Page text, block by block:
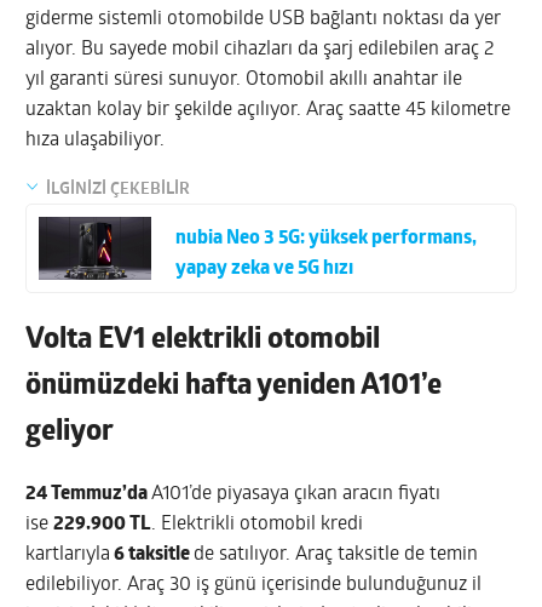
giderme sistemli otomobilde USB bağlantı noktası da yer
alıyor. Bu sayede mobil cihazları da şarj edilebilen araç 2
yıl garanti süresi sunuyor. Otomobil akıllı anahtar ile
uzaktan kolay bir şekilde açılıyor. Araç saatte 45 kilometre
hıza ulaşabiliyor.
İLGİNİZİ ÇEKEBİLİR
nubia Neo 3 5G: yüksek performans,
yapay zeka ve 5G hızı
Volta EV1 elektrikli otomobil
önümüzdeki hafta yeniden A101’e
geliyor
24 Temmuz’daA101’de piyasaya çıkan aracın fiyatı
ise229.900 TL. Elektrikli otomobil kredi
kartlarıyla 6 taksitle de satılıyor. Araç taksitle de temin
edilebiliyor. Araç 30 iş günü içerisinde bulunduğunuz il